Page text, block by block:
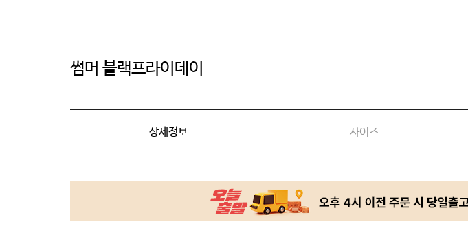
썸머 블랙프라이데이
상세정보 사이즈